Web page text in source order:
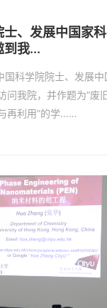
士、发展中国家
到我...
国科学院院士、发展
问我院，并作题为“废
再利用”的学……